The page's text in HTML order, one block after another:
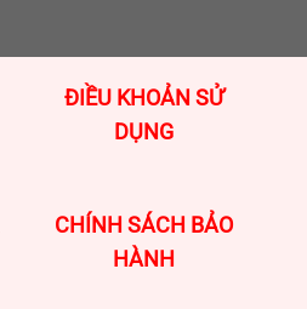
ĐIỀU KHOẢN SỬ
DỤNG
CHÍNH SÁCH BẢO
HÀNH